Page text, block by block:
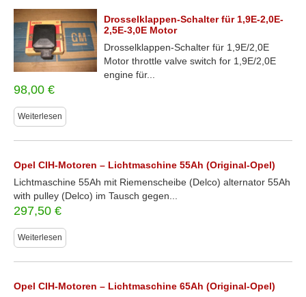
Drosselklappen-Schalter für 1,9E-2,0E-
2,5E-3,0E Motor
Drosselklappen-Schalter für 1,9E/2,0E
Motor throttle valve switch for 1,9E/2,0E
engine für...
98,00 €
Weiterlesen
Opel CIH-Motoren – Lichtmaschine 55Ah (Original-Opel)
Lichtmaschine 55Ah mit Riemenscheibe (Delco) alternator 55Ah
with pulley (Delco) im Tausch gegen...
297,50 €
Weiterlesen
Opel CIH-Motoren – Lichtmaschine 65Ah (Original-Opel)